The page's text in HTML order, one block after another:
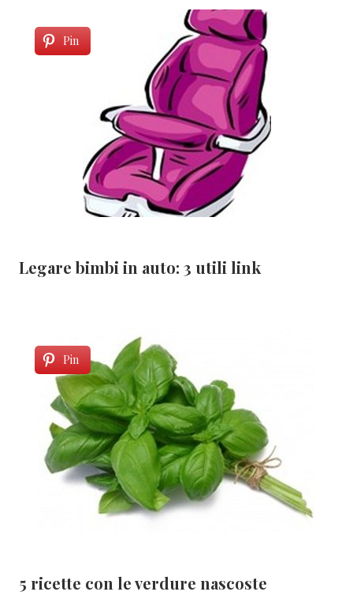
Pin
Legare bimbi in auto: 3 utili link
Pin
5 ricette con le verdure nascoste